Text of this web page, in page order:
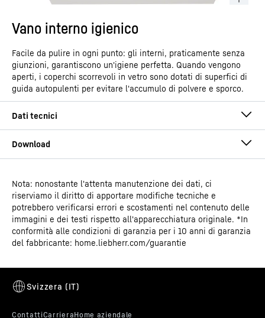
Vano interno igienico
Facile da pulire in ogni punto: gli interni, praticamente senza
giunzioni, garantiscono un'igiene perfetta. Quando vengono
aperti, i coperchi scorrevoli in vetro sono dotati di superfici di
guida autopulenti per evitare l'accumulo di polvere e sporco.
Gruppo di prodotti
Frigorifero e congelatore
orizzontale da supermercato
GTIN 9005382289396
N. articolo per la vendita
Istruzioni per l’uso
Nota: nonostante l'attenta manutenzione dei dati, ci
riserviamo il diritto di apportare modifiche tecniche e
potrebbero verificarsi errori e scostamenti nel contenuto delle
immagini e dei testi rispetto all'apparecchiatura originale. *In
conformità alle condizioni di garanzia per i 10 anni di garanzia
del fabbricante: home.liebherr.com/guarantie